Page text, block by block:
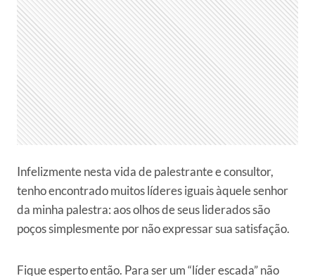
Infelizmente nesta vida de palestrante e consultor,
tenho encontrado muitos líderes iguais àquele senhor
da minha palestra: aos olhos de seus liderados são
poços simplesmente por não expressar sua satisfação.
Fique esperto então. Para ser um “líder escada” não